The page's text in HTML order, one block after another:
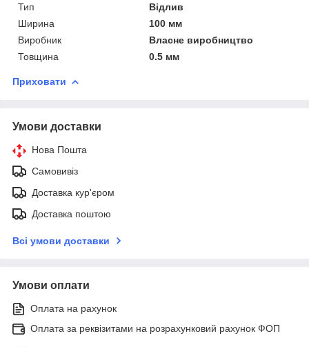
Тип
Відлив
Ширина
100 мм
Виробник
Власне виробництво
Товщина
0.5 мм
Приховати
Умови доставки
Нова Пошта
Самовивіз
Доставка кур'єром
Доставка поштою
Всі умови доставки
Умови оплати
Оплата на рахунок
Оплата за реквізитами на розрахунковий рахунок ФОП